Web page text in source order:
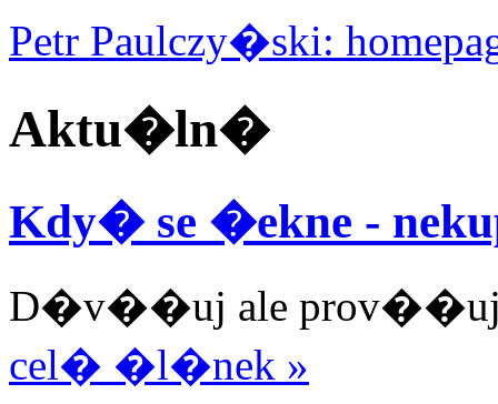
Petr Paulczy�ski:
Aktu�ln�
Kdy� se �ekne -
D�v��uj ale
cel� �l�nek »